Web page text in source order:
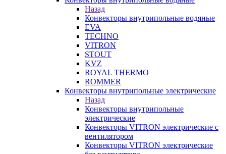
Назад
Конвекторы внутрипольные водяные
EVA
TECHNO
VITRON
STOUT
KVZ
ROYAL THERMO
ROMMER
Конвекторы внутрипольные электрические
Назад
Конвекторы внутрипольные
электрические
Конвекторы VITRON электрические с
вентилятором
Конвекторы VITRON электрические